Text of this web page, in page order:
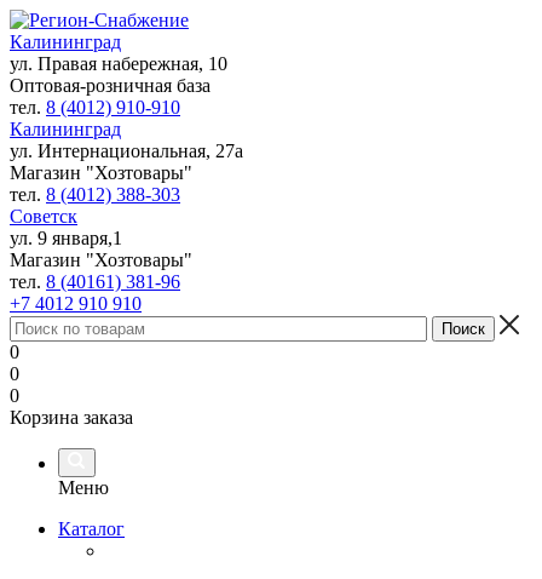
Калининград
ул. Правая набережная, 10
Оптовая-розничная база
тел. 8 (4012) 910-910
Калининград
ул. Интернациональная, 27а
Магазин "Хозтовары"
тел. 8 (4012) 388-303
Советск
ул. 9 января,1
Магазин "Хозтовары"
тел. 8 (40161) 381-96
+7 4012 910 910
0
0
0
Корзина заказа
Меню
Каталог